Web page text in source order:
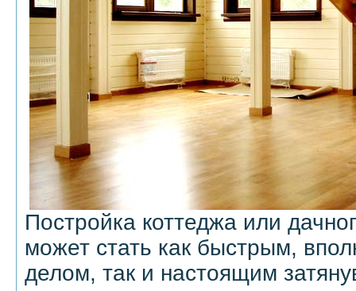
Постройка коттеджа или
может стать как быстрым,
делом, так и настоящим